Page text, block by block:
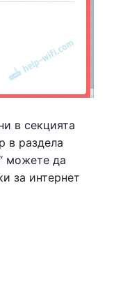
в секцията
в раздела
можете да
за интернет